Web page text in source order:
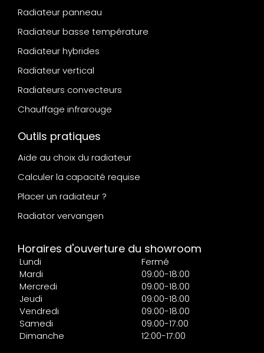
Radiateur panneau
Radiateur basse température
Radiateur hybrides
Radiateur vertical
Radiateurs convecteurs
Chauffage infrarouge
Outils pratiques
Aide au choix du radiateur
Calculer la capacité requise
Placer un radiateur ?
Radiator vervangen
Horaires d'ouverture du showroom
Lundi
Fermé
Mardi
09:00-18:00
Mercredi
09:00-18:00
Jeudi
09:00-18:00
Vendredi
09:00-18:00
Samedi
09:00-17:00
Dimanche
12:00-17:00